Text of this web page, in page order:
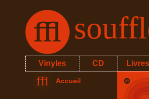
Vinyles CD Livres
Accueil